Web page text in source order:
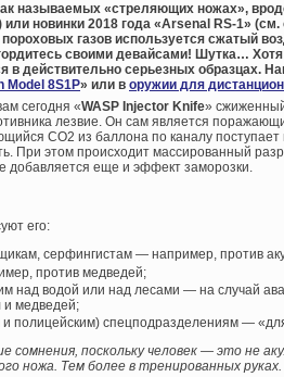
называемых «стреляющих ножах»,
новинки 2018 года «Аrsenal RS-1» (см.
пороховых газов используется сжатый
своими девайсами! Шутка…
в действительно серьезных образцах.
Model 8S1P» или в оружии для
сегодня «WASP Injector Knife»
лезвие. Он сам является
СО2 из баллона по каналу поступает
При этом происходит массированный
добавляется еще и эффект заморозки.
его:
серфингистам — например, против
против медведей;
над водой или над лесами — на случай
и медведей;
полицейским) спецподразделениям —
сомнения, поскольку человек — это не
ножа. Тем более в тренированных руках.